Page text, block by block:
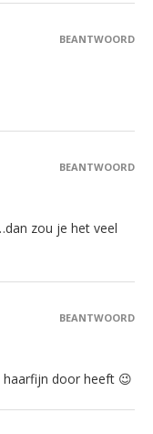
BEANTWOORD
zou je het veel
BEANTWOORD
haarfijn door heeft 😉
BEANTWOORD